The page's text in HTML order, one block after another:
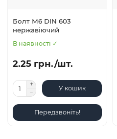
Болт М6 DIN 603
нержавіючий
В наявності ✓
2.25 грн./шт.
У кошик
Передзвоніть!